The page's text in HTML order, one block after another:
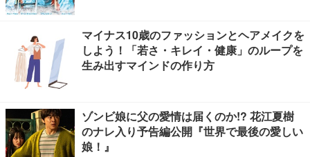
マイナス10歳のファッションとヘアメイクを
しよう！「若さ・キレイ・健康」のループを
生み出すマインドの作り方
ゾンビ娘に父の愛情は届くのか!? 花江夏樹
のナレ入り予告編公開『世界で最後の愛しい
娘！』